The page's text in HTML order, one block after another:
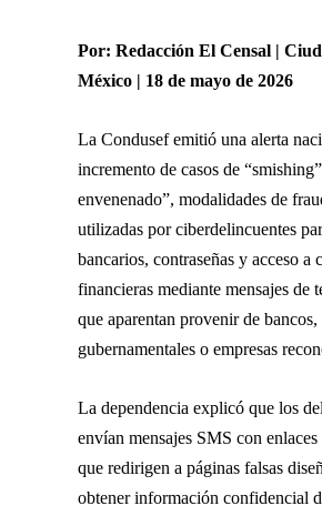
Por: Redacción El Censal |
México | 18 de mayo de 2026
La Condusefemitió una alerta
incremento de casos de
envenenado”, modalidades de
utilizadas por ciberdelincuentes
bancarios, contraseñas y acceso a
financieras mediante mensajes de
que aparentan provenir de
gubernamentales o empresas
La dependencia explicó que los
envían mensajes SMS con
que redirigen a páginas falsas
obtener información confidencial